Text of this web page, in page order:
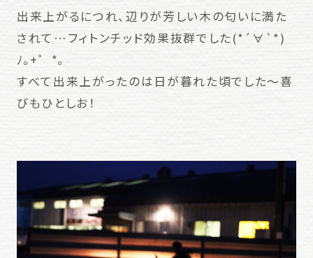
出来上がるにつれ、辺りが芳しい木の匂いに満た
されて…フィトンチッド効果抜群でした(*´∀`*)
ﾉ｡+゜*｡
すべて出来上がったのは日が暮れた頃でした～喜
びもひとしお！